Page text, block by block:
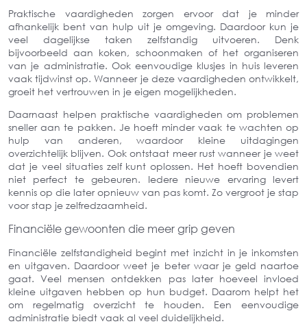
Praktische vaardigheden zorgen ervoor dat je minder
afhankelijk bent van hulp uit je omgeving. Daardoor kun je
veel dagelijkse taken zelfstandig uitvoeren. Denk
bijvoorbeeld aan koken, schoonmaken of het organiseren
van je administratie. Ook eenvoudige klusjes in huis leveren
vaak tijdwinst op. Wanneer je deze vaardigheden ontwikkelt,
groeit het vertrouwen in je eigen mogelijkheden.
Daarnaast helpen praktische vaardigheden om problemen
sneller aan te pakken. Je hoeft minder vaak te wachten op
hulp van anderen, waardoor kleine uitdagingen
overzichtelijk blijven. Ook ontstaat meer rust wanneer je weet
dat je veel situaties zelf kunt oplossen. Het hoeft bovendien
niet perfect te gebeuren. Iedere nieuwe ervaring levert
kennis op die later opnieuw van pas komt. Zo vergroot je stap
voor stap je zelfredzaamheid.
Financiële gewoonten die meer grip geven
Financiële zelfstandigheid begint met inzicht in je inkomsten
en uitgaven. Daardoor weet je beter waar je geld naartoe
gaat. Veel mensen ontdekken pas later hoeveel invloed
kleine uitgaven hebben op hun budget. Daarom helpt het
om regelmatig overzicht te houden. Een eenvoudige
administratie biedt vaak al veel duidelijkheid.